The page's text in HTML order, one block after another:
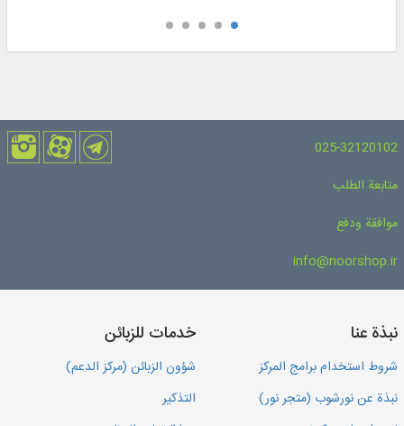
025-32120102
متابعة الطلب
موافقة ودفع
info@noorshop.ir
نبذة عنا
شروط استخدام برامج المركز
نبذة عن نورشوب (متجر نور)
خدمات للزبائن
شؤون الزبائن (مركز الدعم)
التذكير